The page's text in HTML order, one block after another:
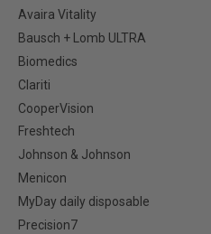
Avaira Vitality
Bausch + Lomb ULTRA
Biomedics
Clariti
CooperVision
Freshtech
Johnson & Johnson
Menicon
MyDay daily disposable
Precision7